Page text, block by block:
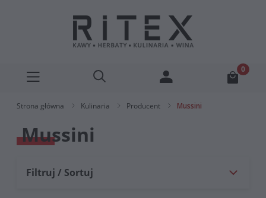
Strona główna Kulinaria Producent Mussini
Mussini
Filtruj / Sortuj